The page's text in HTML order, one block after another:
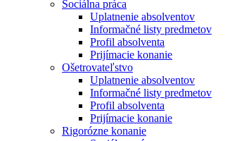
Sociálna práca
Uplatnenie absolventov
Informačné listy predmetov
Profil absolventa
Prijímacie konanie
Ošetrovateľstvo
Uplatnenie absolventov
Informačné listy predmetov
Profil absolventa
Prijímacie konanie
Rigorózne konanie